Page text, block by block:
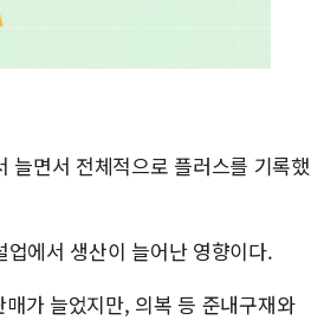
늘면서 전체적으로 플러스를 기록했
에서 생산이 늘어난 영향이다.
가 늘었지만, 의복 등 준내구재와